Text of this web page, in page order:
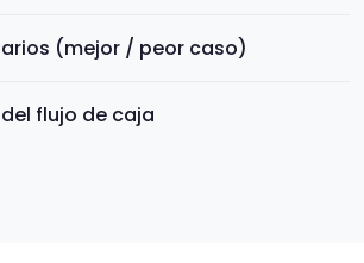
(mejor / peor caso)
flujo de caja